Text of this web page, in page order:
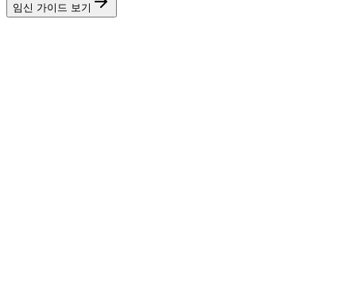
임신 가이드 보기